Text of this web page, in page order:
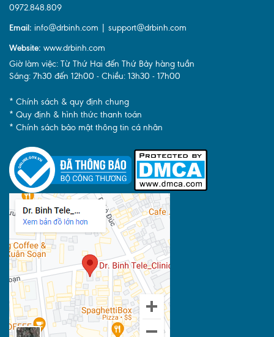
0972.848.809
Email: info@drbinh.com | support@drbinh.com
Website: www.drbinh.com
Giờ làm việc: Từ Thứ Hai đến Thứ Bảy hàng tuần
Sáng: 7h30 đến 12h00 - Chiều: 13h30 - 17h00
* Chính sách & quy định chung
* Quy định & hình thức thanh toán
* Chính sách bảo mật thông tin cá nhân